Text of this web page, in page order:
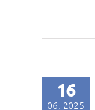
16
06, 2025